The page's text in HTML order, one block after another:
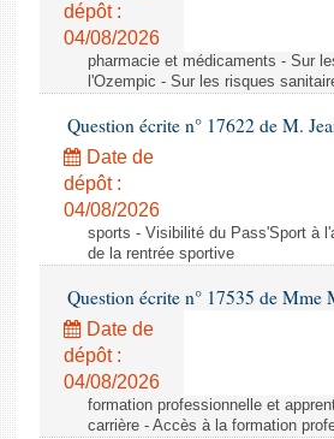
dépôt :
04/08/2026
pharmacie et médicaments - Sur
l'Ozempic - Sur les risques
Question écrite n° 17622 de M.
Date de
dépôt :
04/08/2026
sports - Visibilité du Pass'Sport à
de la rentrée sportive
Question écrite n° 17535 de Mme
Date de
dépôt :
04/08/2026
formation professionnelle et
carrière - Accès à la formation